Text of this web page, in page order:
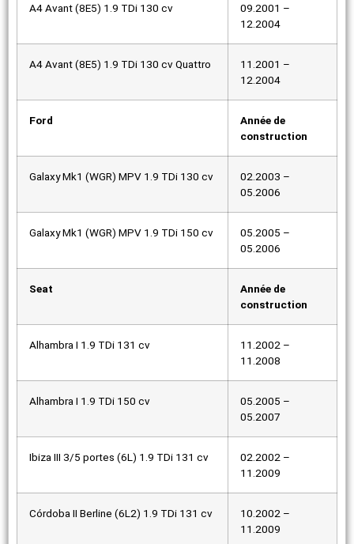
A4 Avant (8E5) 1.9 TDi 130 cv
09.2001 –
12.2004
A4 Avant (8E5) 1.9 TDi 130 cv Quattro
11.2001 –
12.2004
Ford
Année de
construction
Galaxy Mk1 (WGR) MPV 1.9 TDi 130 cv
02.2003 –
05.2006
Galaxy Mk1 (WGR) MPV 1.9 TDi 150 cv
05.2005 –
05.2006
Seat
Année de
construction
Alhambra I 1.9 TDi 131 cv
11.2002 –
11.2008
Alhambra I 1.9 TDi 150 cv
05.2005 –
05.2007
Ibiza III 3/5 portes (6L) 1.9 TDi 131 cv
02.2002 –
11.2009
Córdoba II Berline (6L2) 1.9 TDi 131 cv
10.2002 –
11.2009